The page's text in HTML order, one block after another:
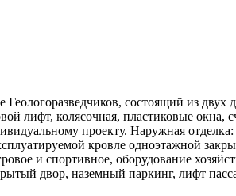
состоящий из
лифт, колясочная, пластиковые окна,
проекту. Наружная
кровле одноэтажной
и спортивное, оборудование
двор, наземный паркинг, лифт